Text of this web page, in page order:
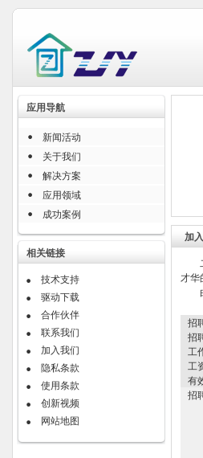
应用导航
新闻活动
关于我们
解决方案
应用领域
成功案例
相关链接
技术支持
驱动下载
合作伙伴
联系我们
加入我们
隐私条款
使用条款
创新视频
网站地图
加
二
才华
由
招
招
工
工
有
招